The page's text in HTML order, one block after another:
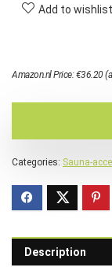
Add to wishlist
Amazon.nl Price:€36.20
Categories: Sauna-
Description